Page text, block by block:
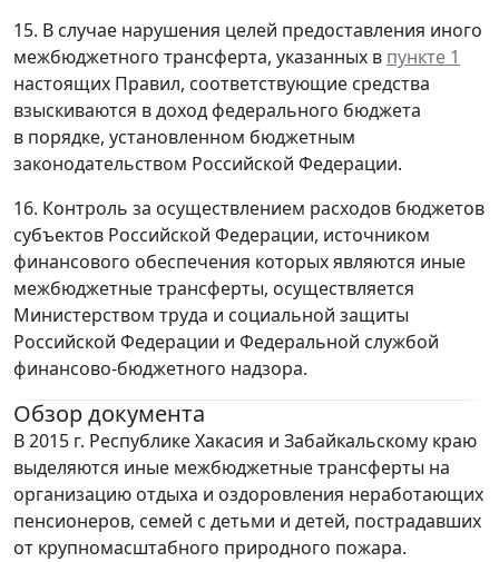
15. В случае нарушения целей предоставления иного
межбюджетного трансферта, указанных в пункте 1
настоящих Правил, соответствующие средства
взыскиваются в доход федерального бюджета
в порядке, установленном бюджетным
законодательством Российской Федерации.
16. Контроль за осуществлением расходов бюджетов
субъектов Российской Федерации, источником
финансового обеспечения которых являются иные
межбюджетные трансферты, осуществляется
Министерством труда и социальной защиты
Российской Федерации и Федеральной службой
финансово-бюджетного надзора.
Обзор документа
В 2015 г. Республике Хакасия и Забайкальскому краю
выделяются иные межбюджетные трансферты на
организацию отдыха и оздоровления неработающих
пенсионеров, семей с детьми и детей, пострадавших
от крупномасштабного природного пожара.